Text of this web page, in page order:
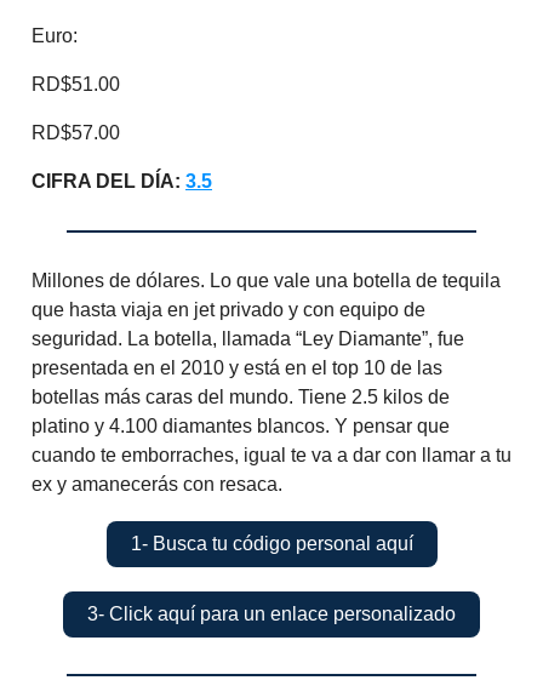
Euro:
RD$51.00
RD$57.00
CIFRA DEL DÍA: 3.5
Millones de dólares. Lo que vale una botella de tequila
que hasta viaja en jet privado y con equipo de
seguridad. La botella, llamada “Ley Diamante”, fue
presentada en el 2010 y está en el top 10 de las
botellas más caras del mundo. Tiene 2.5 kilos de
platino y 4.100 diamantes blancos. Y pensar que
cuando te emborraches, igual te va a dar con llamar a tu
ex y amanecerás con resaca.
1- Busca tu código personal aquí
3- Click aquí para un enlace personalizado